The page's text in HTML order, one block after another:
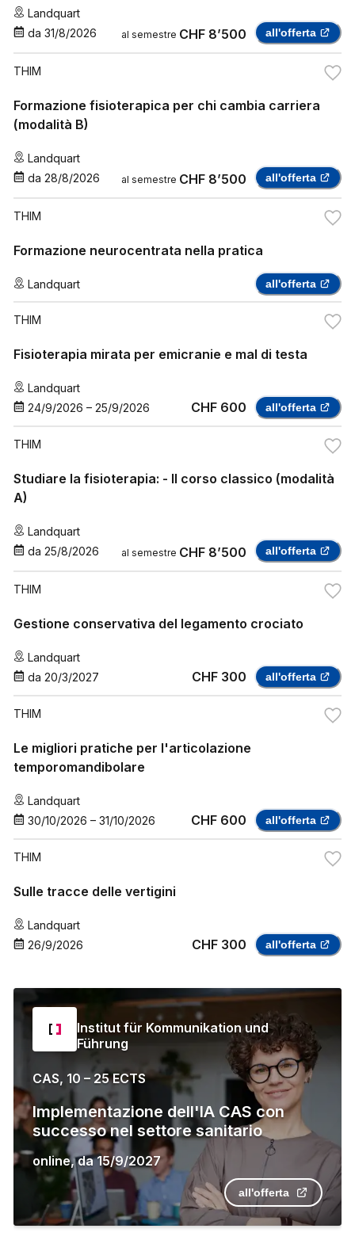
Landquart
da 31/8/2026 al semestre CHF 8’500 all'offerta
THIM
Formazione fisioterapica per chi cambia carriera
(modalità B)
Landquart
da 28/8/2026 al semestre CHF 8’500 all'offerta
THIM
Formazione neurocentrata nella pratica
Landquart all'offerta
THIM
Fisioterapia mirata per emicranie e mal di testa
Landquart
24/9/2026 – 25/9/2026 CHF 600 all'offerta
THIM
Studiare la fisioterapia: - Il corso classico (modalità
A)
Landquart
da 25/8/2026 al semestre CHF 8’500 all'offerta
THIM
Gestione conservativa del legamento crociato
Landquart
da 20/3/2027 CHF 300 all'offerta
THIM
Le migliori pratiche per l'articolazione
temporomandibolare
Landquart
30/10/2026 – 31/10/2026 CHF 600 all'offerta
THIM
Sulle tracce delle vertigini
Landquart
26/9/2026
CHF 300 all'offerta
Institut für Kommunikation und
Führung
CAS, 10 – 25 ECTS
Implementazione dell'IA CAS con
successo nel settore sanitario
online,da 15/9/2027
all'offerta